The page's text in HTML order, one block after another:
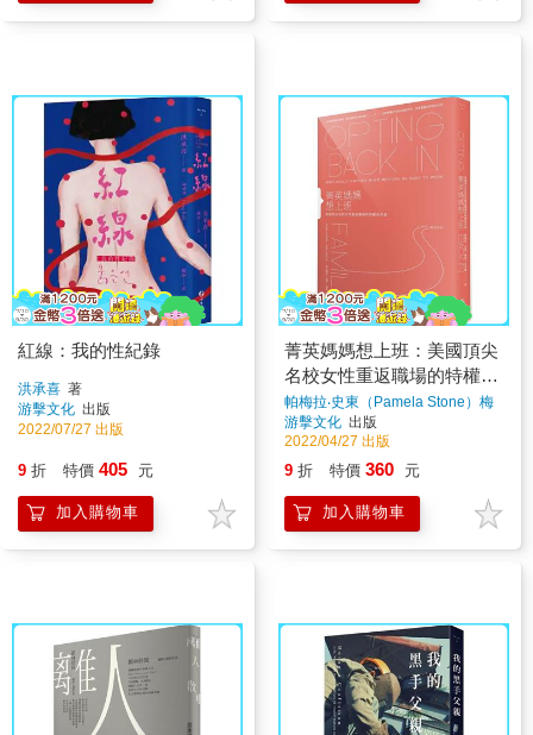
紅線：我的性紀錄
洪承喜 著
游擊文化 出版
2022/07/27 出版
9 折 特價 405 元
加入購物車
菁英媽媽想上班：美國頂尖
名校女性重返職場的特權與
矛盾
帕梅拉‧史東（Pamela Stone）梅
格‧拉芙蕎（Meg Lovejoy）
游擊文化 出版
2022/04/27 出版
9 折 特價 360 元
加入購物車